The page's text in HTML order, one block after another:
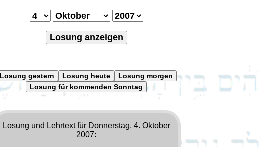
Losung anzeigen
Losung gestern Losung heute
Losung morgen
Losung für kommenden Sonntag
Losung und Lehrtext für Donnerstag, 4. Oktober
2007: